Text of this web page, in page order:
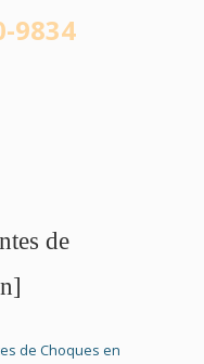
9834
de
de Choques en